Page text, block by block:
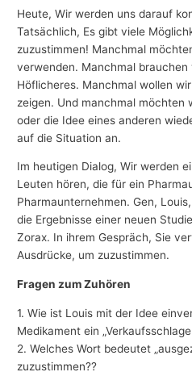
Heute, Wir werden uns darauf
Tatsächlich, Es gibt viele
zuzustimmen! Manchmal
verwenden. Manchmal
Höflicheres. Manchmal wollen
zeigen. Und manchmal möchten
oder die Idee eines anderen
auf die Situation an.
Im heutigen Dialog, Wir werden
Leuten hören, die für ein
Pharmaunternehmen. Gen,
die Ergebnisse einer neuen
Zorax. In ihrem Gespräch, Sie
Ausdrücke, um zuzustimmen.
Fragen zum Zuhören
1. Wie ist Louis mit der Idee
Medikament ein
2. Welches Wort bedeutet
zuzustimmen??